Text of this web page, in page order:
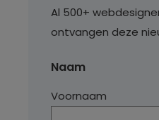
Al 500+
ontvangen deze
Naam
Voornaam